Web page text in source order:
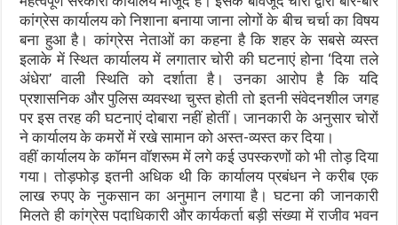
कांग्रेस कार्यालय को निशाना बनाया जाना लोगों के बीच चर्चा का विषय
बना हुआ है। कांग्रेस नेताओं का कहना है कि शहर के सबसे व्यस्त
इलाके में स्थित कार्यालय में लगातार चोरी की घटनाएं होना ‘दिया तले
अंधेरा’ वाली स्थिति को दर्शाता है। उनका आरोप है कि यदि
प्रशासनिक और पुलिस व्यवस्था चुस्त होती तो इतनी संवेदनशील जगह
पर इस तरह की घटनाएं दोबारा नहीं होतीं। जानकारी के अनुसार चोरों
ने कार्यालय के कमरों में रखे सामान को अस्त-व्यस्त कर दिया।
वहीं कार्यालय के कॉमन वॉशरूम में लगे कई उपस्करणों को भी तोड़ दिया
गया। तोड़फोड़ इतनी अधिक थी कि कार्यालय प्रबंधन ने करीब एक
लाख रुपए के नुकसान का अनुमान लगाया है। घटना की जानकारी
मिलते ही कांग्रेस पदाधिकारी और कार्यकर्ता बड़ी संख्या में राजीव भवन